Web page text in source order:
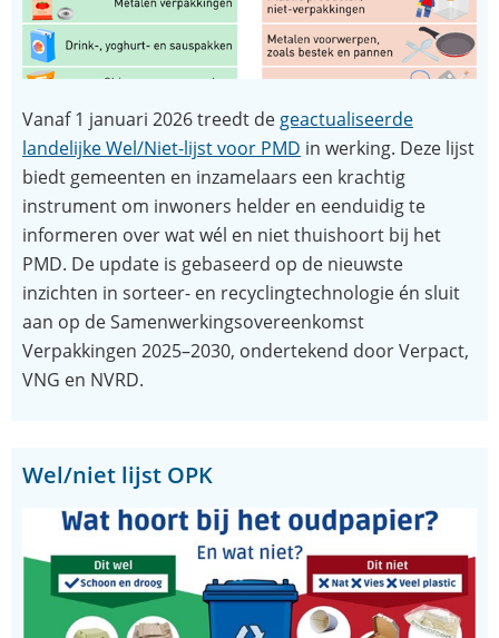
Vanaf 1 januari 2026 treedt de geactualiseerde
landelijke Wel/Niet-lijst voor PMD in werking. Deze lijst
biedt gemeenten en inzamelaars een krachtig
instrument om inwoners helder en eenduidig te
informeren over wat wél en niet thuishoort bij het
PMD. De update is gebaseerd op de nieuwste
inzichten in sorteer- en recyclingtechnologie én sluit
aan op de Samenwerkingsovereenkomst
Verpakkingen 2025–2030, ondertekend door Verpact,
VNG en NVRD.
Wel/niet lijst OPK